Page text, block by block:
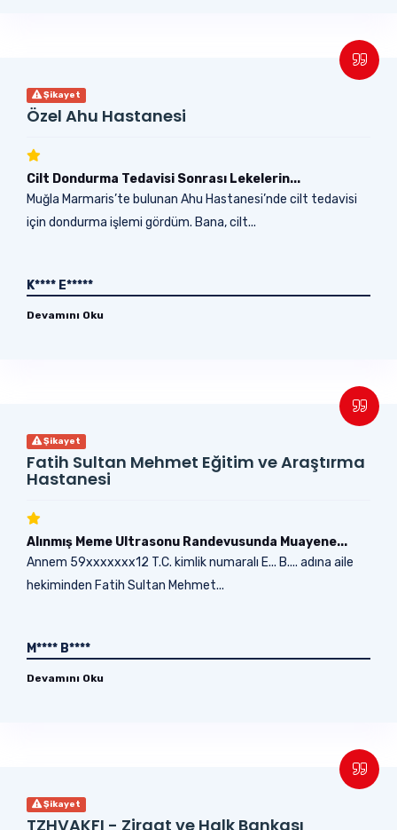
Şikayet
Özel Ahu Hastanesi
Cilt Dondurma Tedavisi Sonrası Lekelerin...
Muğla Marmaris’te bulunan Ahu Hastanesi’nde cilt tedavisi
için dondurma işlemi gördüm. Bana, cilt...
K**** E*****
Devamını Oku
Şikayet
Fatih Sultan Mehmet Eğitim ve Araştırma
Hastanesi
Alınmış Meme Ultrasonu Randevusunda Muayene...
Annem 59xxxxxxx12 T.C. kimlik numaralı E... B.... adına aile
hekiminden Fatih Sultan Mehmet...
M**** B****
Devamını Oku
Şikayet
TZHVAKFI - Ziraat ve Halk Bankası